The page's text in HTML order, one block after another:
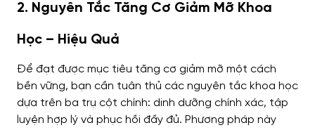
2. Nguyên Tắc Tăng Cơ Giảm Mỡ Khoa
Học – Hiệu Quả
Để đạt được mục tiêu tăng cơ giảm mỡ một cách
bền vững, bạn cần tuân thủ các nguyên tắc khoa học
dựa trên ba trụ cột chính: dinh dưỡng chính xác, tập
luyện hợp lý và phục hồi đầy đủ. Phương pháp này